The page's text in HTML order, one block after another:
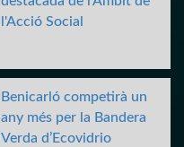
l'Acció Social
Benicarló competirà un
any més per la Bandera
Verda d’Ecovidrio